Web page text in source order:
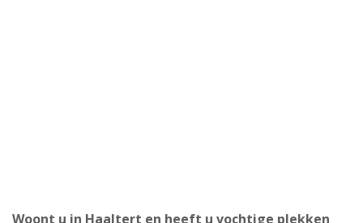
Woont u in Haaltert en heeft u vochtige plekken